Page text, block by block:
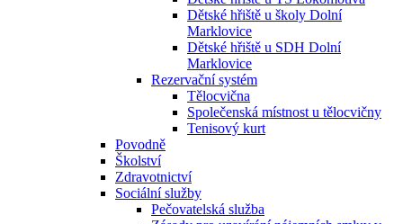
Dětské hřiště u školy Dolní
Marklovice
Dětské hřiště u SDH Dolní
Marklovice
Rezervační systém
Tělocvična
Společenská místnost u tělocvičny
Tenisový kurt
Povodně
Školství
Zdravotnictví
Sociální služby
Pečovatelská služba